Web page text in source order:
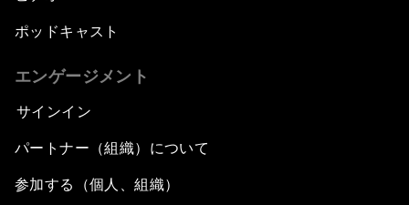
ポッドキャスト
エンゲージメント
サインイン
パートナー（組織）について
参加する（個人、組織）